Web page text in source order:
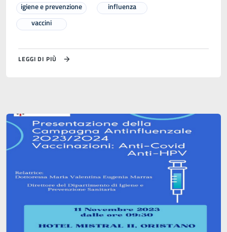
igiene e prevenzione
influenza
vaccini
LEGGI DI PIÙ